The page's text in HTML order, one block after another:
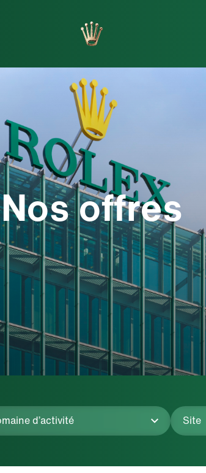
Nos offres